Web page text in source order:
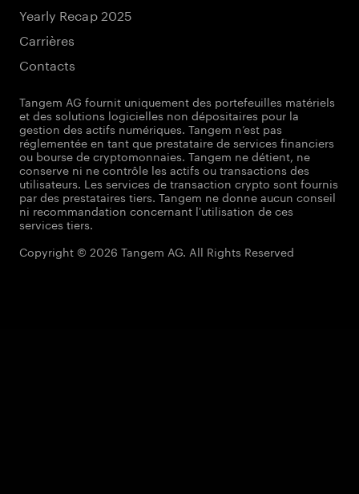
Yearly Recap 2025
Carrières
Contacts
Tangem AG fournit uniquement des portefeuilles matériels
et des solutions logicielles non dépositaires pour la
gestion des actifs numériques. Tangem n’est pas
réglementée en tant que prestataire de services financiers
ou bourse de cryptomonnaies. Tangem ne détient, ne
conserve ni ne contrôle les actifs ou transactions des
utilisateurs. Les services de transaction crypto sont fournis
par des prestataires tiers. Tangem ne donne aucun conseil
ni recommandation concernant l'utilisation de ces
services tiers.